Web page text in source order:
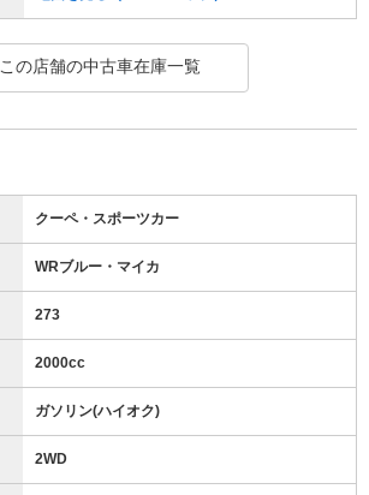
この店舗の中古車在庫一覧
クーペ・スポーツカー
WRブルー・マイカ
273
2000cc
ガソリン(ハイオク)
2WD